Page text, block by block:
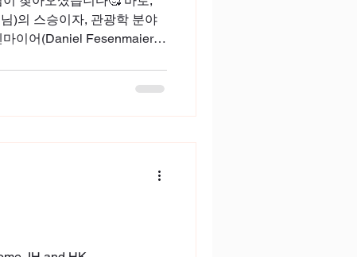
)의 스승이자, 관광학 분야
이어(Daniel Fesenmaier)